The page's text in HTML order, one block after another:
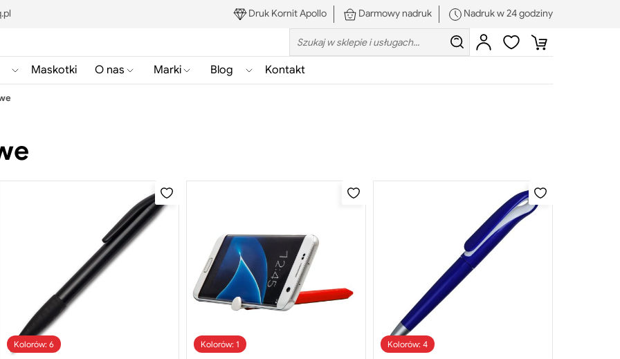
Druk Kornit Apollo Darmowy nadruk Nadruk w 24 godziny
Search: Szukaj
ZalogujUlubioneKoszyk
Pokaż/ukryj
Maskotki
Pokaż/ukryj
O nas
Pokaż/ukryj
Marki Blog
Pokaż/ukryj
Kontakt
Kolorów: 6 Kolorów: 1 Kolorów: 4